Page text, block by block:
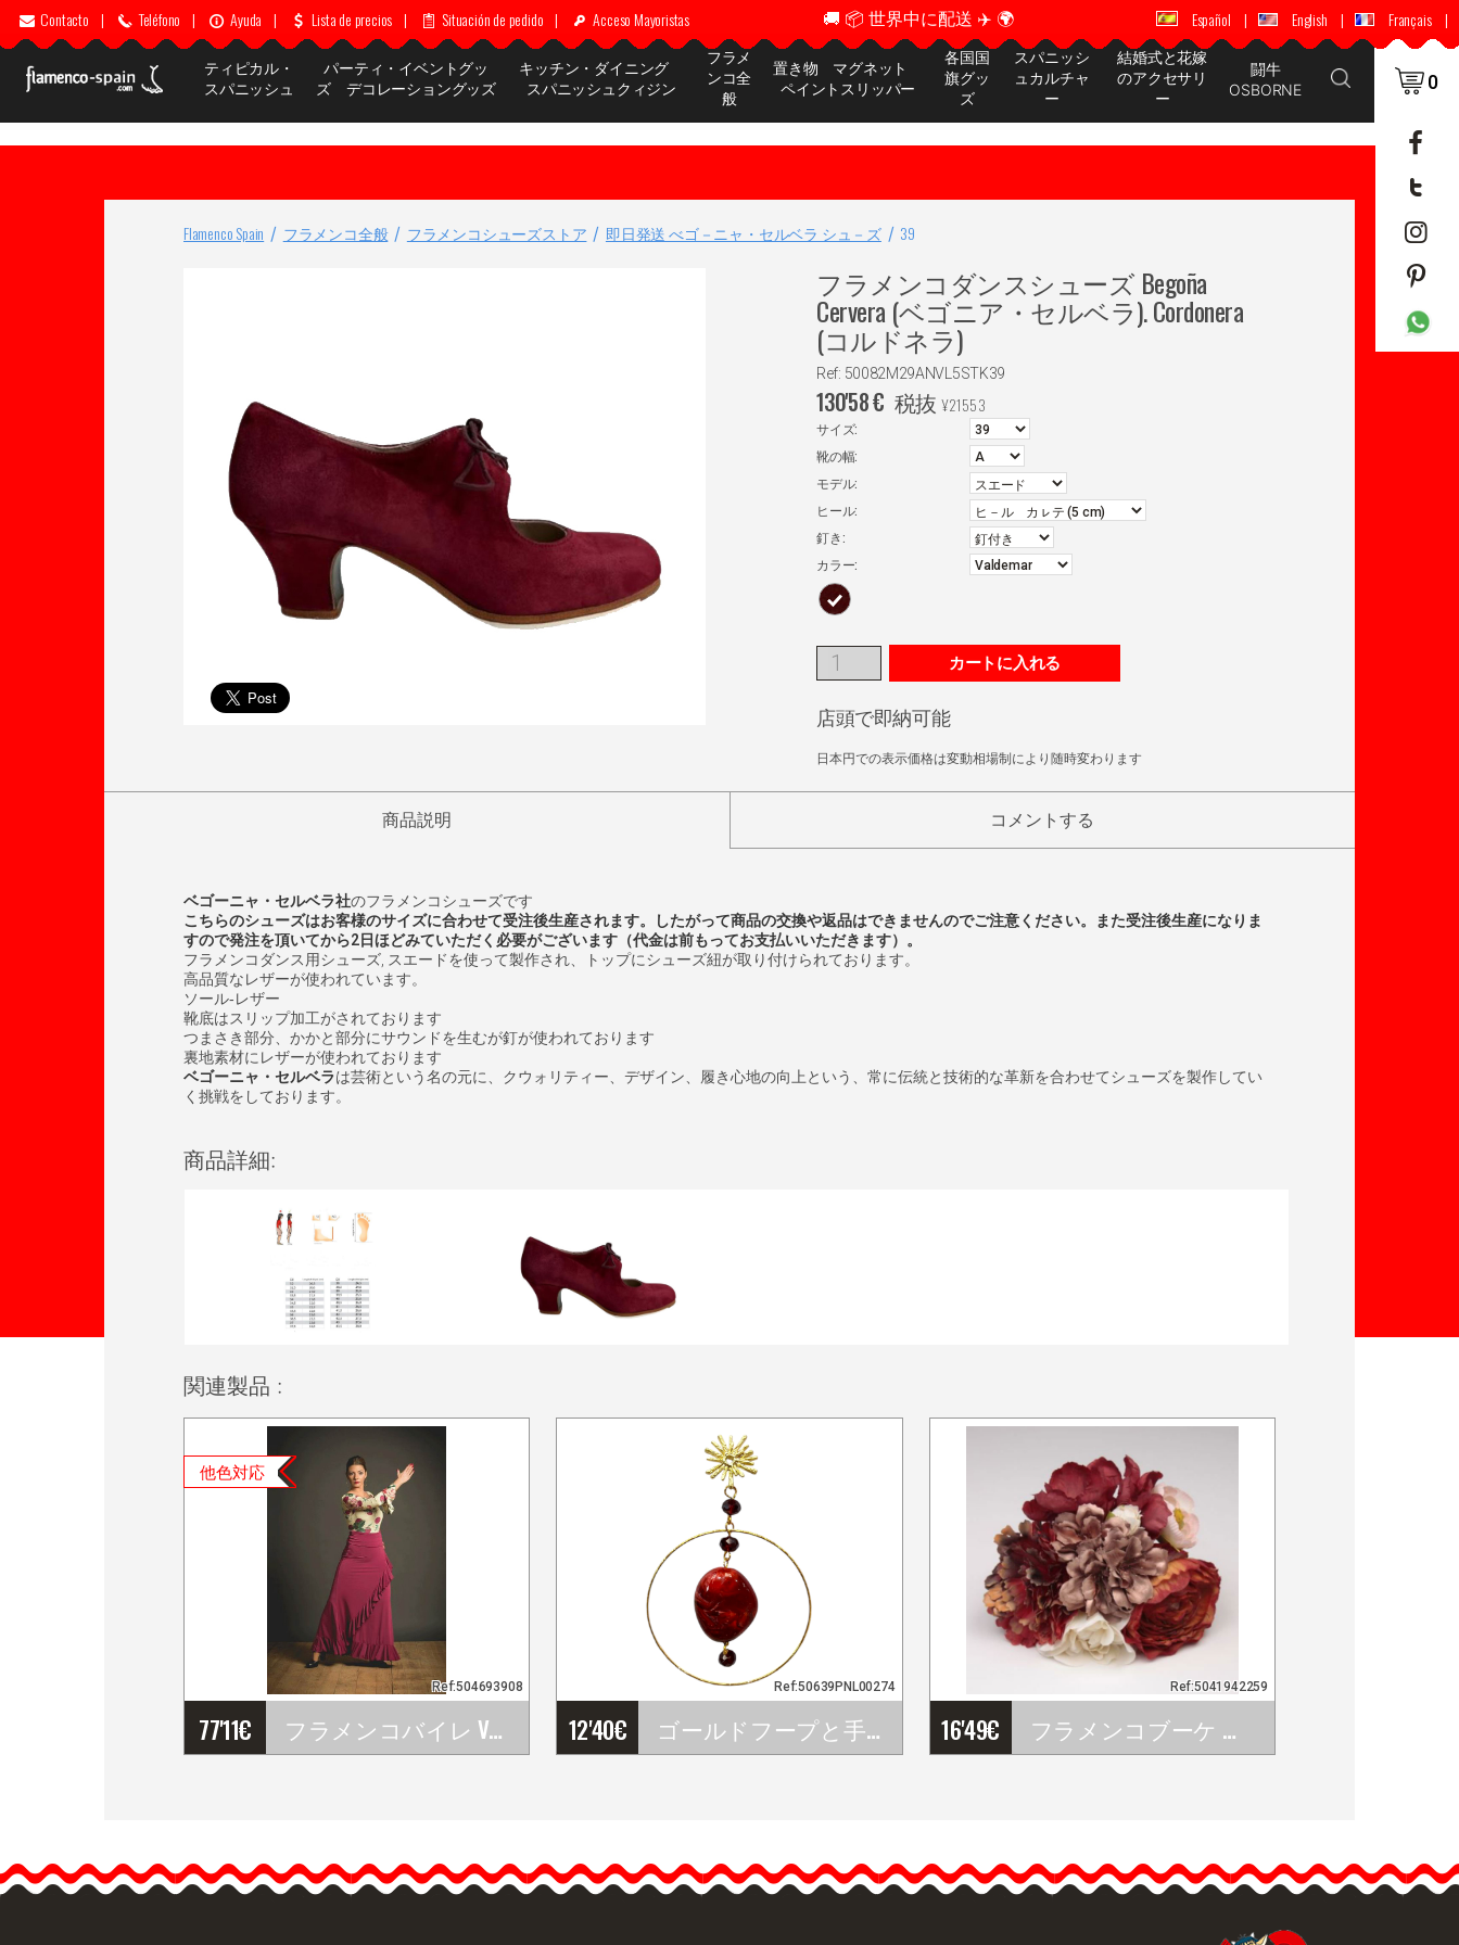
Contacto | Teléfono | Ayuda | Lista de precios | Situación de pedido | Acceso Mayoristas 🚚 📦 世界中に配送 ✈️ 🌍 🚚 📦 世界中に配送 ✈️ 🌍
Español | English | Français |
ティピカル・
スパニッシュ
パーティ・イベントグッ
ズ デコレーショングッズ
キッチン・ダイニング
スパニッシュクィジン
フラメ
ンコ全
般
置き物 マグネット
ペイントスリッパー
各国国
旗グッ
ズ
スパニッシ
ュカルチャ
ー
結婚式と花嫁
のアクセサリ
ー
闘牛
OSBORNE
0
Flamenco Spain フラメンコ全般 フラメンコシューズストア 即日発送 べゴ－ニャ・セルベラ シュ－ズ 39
フラメンコダンスシューズ Begoña
Cervera (ベゴニア・セルベラ). Cordonera
(コルドネラ)
Ref: 50082M29ANVL5STK39
130'58€ 税抜 ¥21553
サイズ:
靴の幅:
モデル:
ヒール:
釘き:
カラー:
カートに入れる
店頭で即納可能
日本円での表示価格は変動相場制により随時変わります
商品説明 コメントする
ベゴーニャ・セルベラ社のフラメンコシューズです
こちらのシューズはお客様のサイズに合わせて受注後生産されます。したがって商品の交換や返品はできませんのでご注意ください。また受注後生産になりま
すので発注を頂いてから2日ほどみていただく必要がございます（代金は前もってお支払いいただきます）。
フラメンコダンス用シューズ, スエードを使って製作され、トップにシューズ紐が取り付けられております。
高品質なレザーが使われています。
ソール‐レザー
靴底はスリップ加工がされております
つまさき部分、かかと部分にサウンドを生むが釘が使われております
裏地素材にレザーが使われております
ベゴーニャ・セルベラは芸術という名の元に、クウォリティー、デザイン、履き心地の向上という、常に伝統と技術的な革新を合わせてシューズを製作してい
く挑戦をしております。
商品詳細:
関連製品 :
他色対応
77'11€ フラメンコバイレ VALORIAスカ－ト. Davedans
Ref:504693908
12'40€ ゴールドフープと手作りデザインのバルドーのフラメンコイヤリング
Ref:50639PNL00274
16'49€ フラメンコブーケ アースカラー Ref. 42259
Ref:5041942259
アースカラーのフラワー
ブーケです。フラメンコ